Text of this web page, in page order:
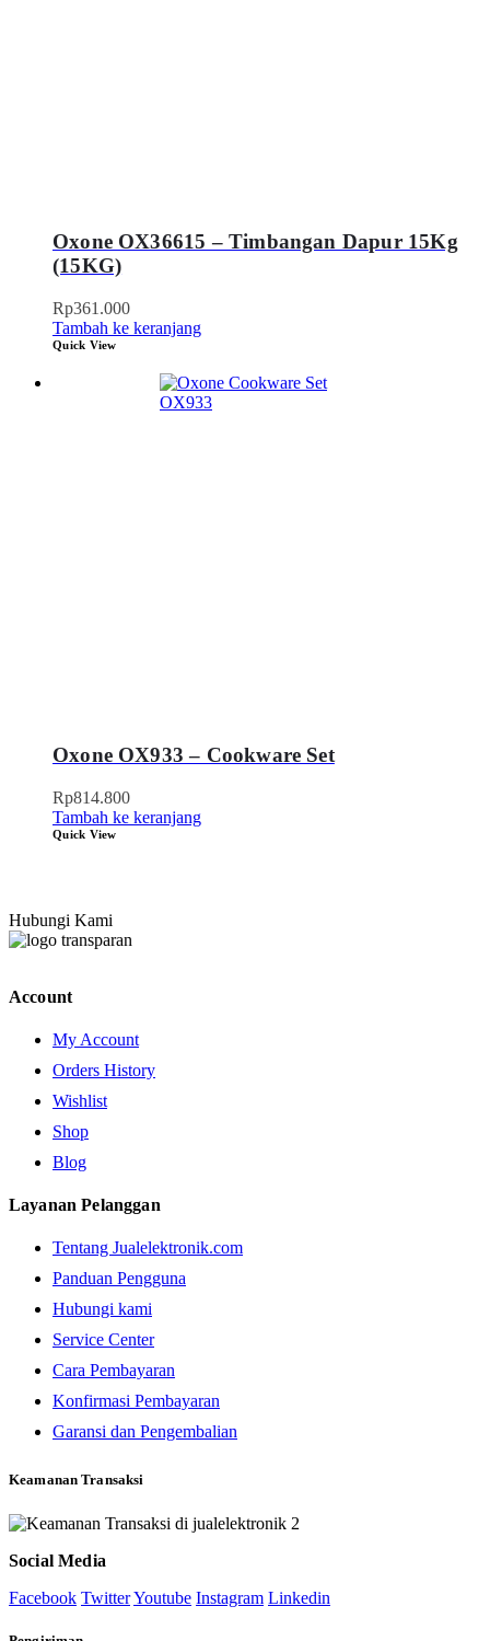
Oxone OX36615 – Timbangan Dapur 15Kg
(15KG)
Rp361.000
Tambah ke keranjang
Quick View
Oxone OX933 – Cookware Set
Rp814.800
Tambah ke keranjang
Quick View
Hubungi Kami
Account
My Account
Orders History
Wishlist
Shop
Blog
Layanan Pelanggan
Tentang Jualelektronik.com
Panduan Pengguna
Hubungi kami
Service Center
Cara Pembayaran
Konfirmasi Pembayaran
Garansi dan Pengembalian
Keamanan Transaksi
Social Media
Facebook TwitterYoutube Instagram Linkedin